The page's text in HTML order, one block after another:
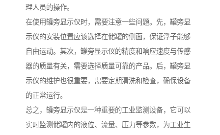
理人员的操作。
在使用罐旁显示仪时，需要注意一些问题。先，罐旁显
示仪的安装位置应该选择在储罐的侧面，保证浮子能够
自由运动。其次，罐旁显示仪的精度和响应速度与传感
器的质量有关，需要选择质量可靠的产品。后，罐旁显
示仪的维护也很重要，需要定期清洗和检查，确保设备
的正常运行。
总之，罐旁显示仪是一种重要的工业监测设备，它可以
实时监测储罐内的液位、流量、压力等参数，为工业生